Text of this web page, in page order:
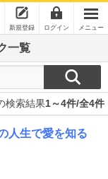
新規登録 ログイン メニュー
一覧
検索結果1～4件/全4件
人生で愛を知る